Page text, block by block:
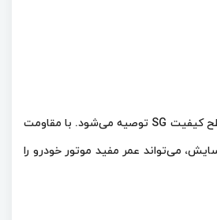
یک روغن موتور بنزینی معدنی است که با استفاده از روغن پایه با کیفیت و مواد افزودنی مرغوب، تولید می‌شود. این روغن برای روانکاری خودروهای دارای سطح کیفیت SG توصیه می‌شود. با مقاومت
می‌تواند عمر مفید موتور خودرو را